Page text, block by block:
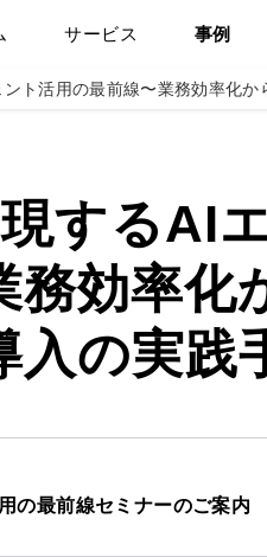
サービス 事例
ト活用の最前線〜業務効率化
するAI
務効率化
入の実践
の最前線セミナーのご案内